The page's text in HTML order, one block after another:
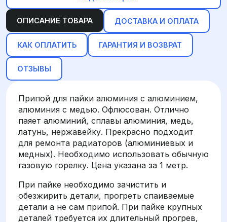
ОПИСАНИЕ ТОВАРА ДОСТАВКА И ОПЛАТА
КАК ОПЛАТИТЬ ГАРАНТИЯ И ВОЗВРАТ
ОТЗЫВЫ
Припой для пайки алюминия с алюминием,
алюминия с медью. Офлюсован. Отлично
паяет алюминий, сплавы алюминия, медь,
латунь, нержавейку. Прекрасно подходит
для ремонта радиаторов (алюминиевых и
медных). Необходимо использовать обычную
газовую горелку. Цена указана за 1 метр.
При пайке необходимо зачистить и
обезжирить детали, прогреть спаиваемые
детали а не сам припой. При пайке крупных
деталей требуется их длительный прогрев,